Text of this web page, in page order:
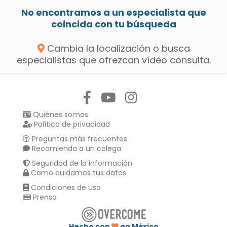
No encontramos a un especialista que
coincida con tu búsqueda
Cambia la localización o busca
especialistas que ofrezcan vídeo consulta.
Quiénes somos
Política de privacidad
Preguntas más frecuentes
Recomienda a un colega
Seguridad de la información
Como cuidamos tus datos
Condiciones de uso
Prensa